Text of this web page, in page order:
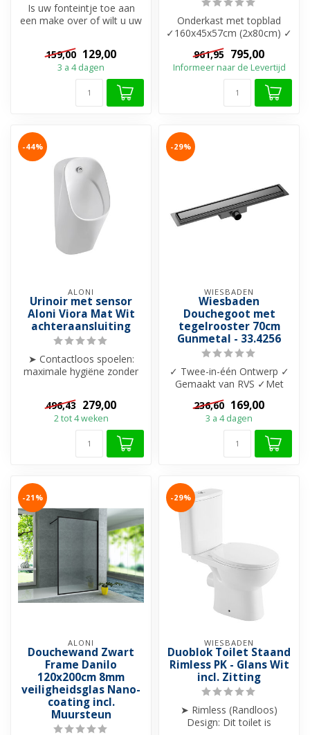
Is uw fonteintje toe aan
een make over of wilt u uw
159,00 129,00
3 a 4 dagen
Onderkast met topblad
✓160x45x57cm (2x80cm) ✓
Melamine materiaal ✓ 4x
Softclose ...
961,95 795,00
Informeer naar de Levertijd
-44%
ALONI
Urinoir met sensor
Aloni Viora Mat Wit
achteraansluiting
➤ Contactloos spoelen:
maximale hygiëne zonder
➤ Batterijgevoede sens...
496,43 279,00
2 tot 4 weken
-29%
WIESBADEN
Wiesbaden
Douchegoot met
tegelrooster 70cm
Gunmetal - 33.4256
✓ Twee-in-één Ontwerp ✓
Gemaakt van RVS ✓Met
tegelrooster en flens 70 x 7
cm ✓Ma...
236,60 169,00
3 a 4 dagen
-21%
ALONI
Douchewand Zwart
Frame Danilo
120x200cm 8mm
veiligheidsglas Nano-
coating incl.
Muursteun
-29%
WIESBADEN
Duoblok Toilet Staand
Rimless PK - Glans Wit
incl. Zitting
➤ Rimless (Randloos)
Design: Dit toilet is